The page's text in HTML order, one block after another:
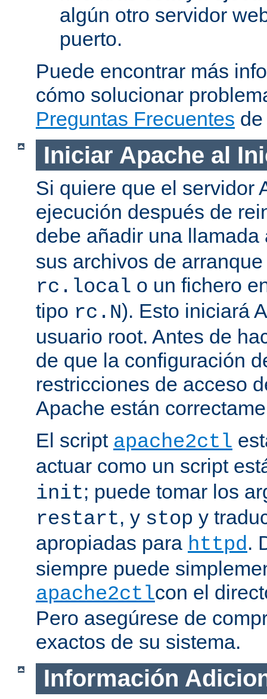
algún otro servidor
puerto.
Puede encontrar más
cómo solucionar
Preguntas Frecuentes
Iniciar Apache al
Si quiere que el servidor
ejecución después de
debe añadir una
sus archivos de
rc.local o un fichero
tipo rc.N). Esto iniciará
usuario root. Antes de
de que la configuración
restricciones de acceso
Apache están
El script apache2ctl
actuar como un script
init; puede tomar los
restart, y stop y
apropiadas para httpd.
siempre puede
apache2ctlcon el
Pero asegúrese de
exactos de su sistema.
Información